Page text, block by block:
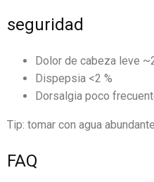
seguridad
Dolor de cabeza leve
Dispepsia <2 %
Dorsalgia poco
Tip: tomar con agua
FAQ